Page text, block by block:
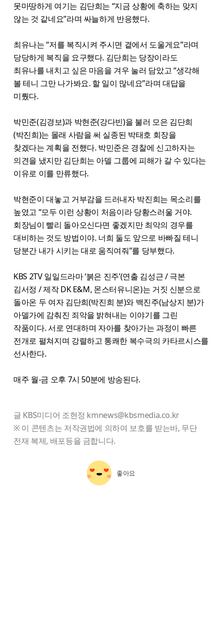
못마땅하게 여기는 김단희는 “지금 상황에 축하는 맞지
않는 것 같네요”라며 싸늘하게 반응했다.
최유나는 “저를 복직시켜 주시면 곁에서 도울게요”라며
당당하게 복직을 요구했다. 김단희는 당장이라도
최유나를 내치고 싶은 마음을 겨우 눌러 담았고 “생각해
볼 테니 그만 나가봐요. 할 일이 많네요”라며 대답을
미뤘다.
박민준(김경보)과 박현준(강다빈)을 불러 모은 김단희
(박진희)는 몰래 사람을 써 실종된 박태호 회장을
찾겠다는 계획을 전했다. 박민준은 경찰에 신고하자는
의견을 냈지만 김단희는 아델 그룹에 피해가 갈 수 있다는
이유로 이를 만류했다.
박현준이 대놓고 거부감을 드러내자 박진희는 목소리를
높였고 “모두 이런 상황이 처음이라 당황스러울 거야.
회장님이 빨리 돌아오신다면 좋겠지만 최악의 경우를
대비하는 것도 방법이야. 너희 둘도 앞으로 바빠질 테니
당분간 내가 시키는 대로 움직여줘”를 당부했다.
KBS 2TV 일일드라마 ‘붉은 진주’(연출 김성근 / 극본
김서정 / 제작 DK E&M, 몬스터유니온)는 거짓 신분으로
돌아온 두 여자 김단희(박진희 분)와 백진주(남상지 분)가
아델가에 감춰진 죄악을 밝혀내는 이야기를 그린
작품이다. 서로 연대하며 자아를 찾아가는 과정이 빠른
전개로 펼쳐지며 강렬하고 통쾌한 복수극의 카타르시스를
선사한다.
매주 월-금 오후 7시 50분에 방송된다.
글 KBS미디어 조현정 kmnews@kbsmedia.co.kr
※ 이 콘텐츠는 저작권법에 의하여 보호를 받는바, 무단
전재 복제, 배포등을 금합니다.
좋아요